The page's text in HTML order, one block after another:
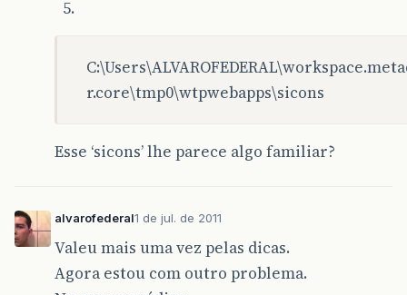
r.core\tmp0\wtpwebapps\sicons
Esse ‘sicons’ lhe parece algo familiar?
alvarofederal1 de jul. de 2011
Valeu mais uma vez pelas dicas.
Agora estou com outro problema.